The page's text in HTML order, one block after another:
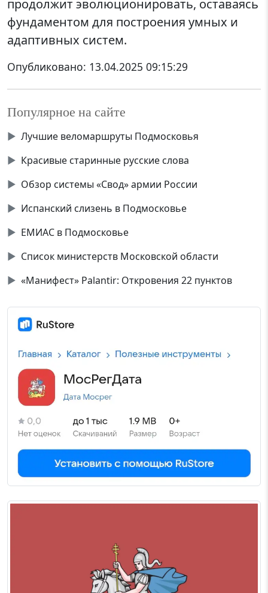
продолжит эволюционировать, оставаясь
фундаментом для построения умных и
адаптивных систем.
Опубликовано: 13.04.2025 09:15:29
Популярное на сайте
▶ Лучшие веломаршруты Подмосковья
▶ Красивые старинные русские слова
▶ Обзор системы «Свод» армии России
▶ Испанский слизень в Подмосковье
▶ ЕМИАС в Подмосковье
▶ Список министерств Московской области
▶ «Манифест» Palantir: Откровения 22 пунктов